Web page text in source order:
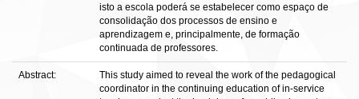
isto a escola poderá se estabelecer como espaço de
consolidação dos processos de ensino e
aprendizagem e, principalmente, de formação
continuada de professores.
Abstract:
This study aimed to reveal the work of the pedagogical
coordinator in the continuing education of in-service